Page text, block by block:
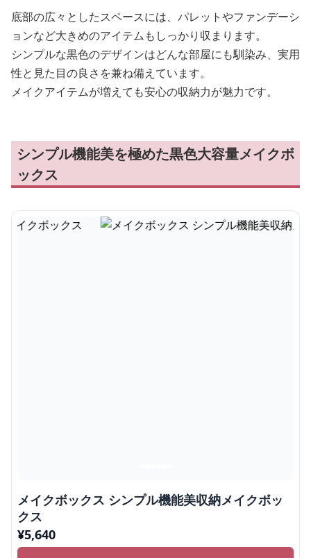
底部の広々としたスペースには、パレットやファンデーシ
ョンなど大きめのアイテムもしっかり収まります。
シンプルな黒色のデザインはどんな部屋にも馴染み、実用
性と見た目の良さを兼ね備えています。
メイクアイテムが増えても安心の収納力が魅力です。
シンプル機能美を極めた黒色大容量メイクボ
ックス
メイクボックス シンプル機能美収納メイクボッ
クス
¥5,640